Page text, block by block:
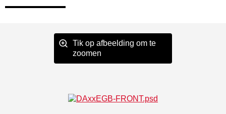
Tik op afbeelding om te
zoomen